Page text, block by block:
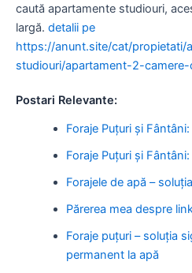
caută apartamente studiouri,
largă. detalii pe
https://anunt.site/cat/propietati/
studiouri/apartament-2-
Postari Relevante:
Foraje Puțuri și
Foraje Puțuri și
Forajele de apă –
Părerea mea despre
Foraje puțuri – soluția
permanent la apă